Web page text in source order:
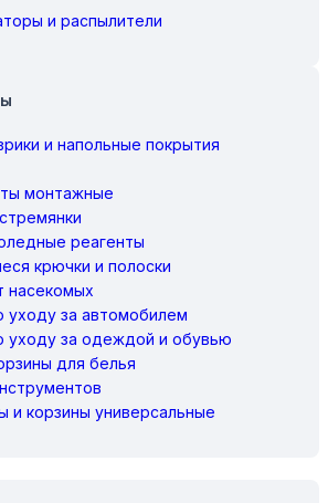
и распылители
и напольные покрытия
монтажные
реагенты
крючки и полоски
насекомых
уходу за автомобилем
уходу за одеждой и обувью
для белья
и корзины универсальные